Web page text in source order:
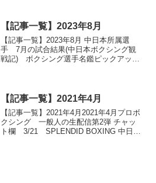
【記事一覧】2023年8月
【記事一覧】2023年8月 中日本所属選
手 7月の試合結果(中日本ボクシング観
戦記) ボクシング選手名鑑ピックアッ
【記事一覧】2021年4月
【記事一覧】2021年4月2021年4月プロボ
クシング 一般人の生配信第2弾 チャッ
ト欄 3/21 SPLENDID BOXING 中日本